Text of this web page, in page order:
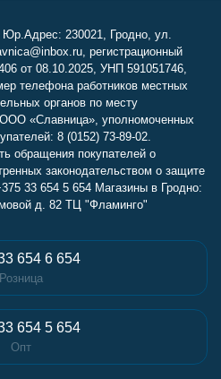
230021, Гродно, ул.
регистрационный
от 08.10.2025, УНП 591051746,
телефона работников местных
органов по месту
ООО «Славница», уполномоченных
8 (0152) 73-89-02.
обращения покупателей о
законодательством о защите
33 654 5 654 Магазины в Гродно:
д. 82 ТЦ "Фламинго"
654 6 654
Розница
654 5 654
Опт